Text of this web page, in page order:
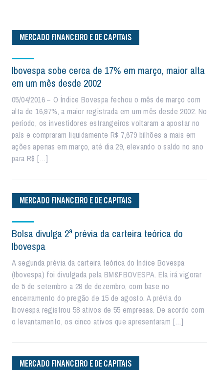
MERCADO FINANCEIRO E DE CAPITAIS
Ibovespa sobe cerca de 17% em março, maior alta
em um mês desde 2002
05/04/2016 – O Índice Bovespa fechou o mês de março com
alta de 16,97%, a maior registrada em um mês desde 2002. No
período, os investidores estrangeiros voltaram a apostar no
país e compraram liquidamente R$ 7,679 bilhões a mais em
ações apenas em março, até dia 29, elevando o saldo no ano
para R$ […]
MERCADO FINANCEIRO E DE CAPITAIS
Bolsa divulga 2ª prévia da carteira teórica do
Ibovespa
A segunda prévia da carteira teórica do Índice Bovespa
(Ibovespa) foi divulgada pela BM&FBOVESPA. Ela irá vigorar
de 5 de setembro a 29 de dezembro, com base no
encerramento do pregão de 15 de agosto. A prévia do
Ibovespa registrou 58 ativos de 55 empresas. De acordo com
o levantamento, os cinco ativos que apresentaram […]
MERCADO FINANCEIRO E DE CAPITAIS